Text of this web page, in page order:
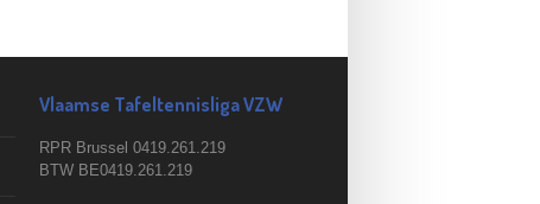
Vlaamse Tafeltennisliga VZW
RPR Brussel 0419.261.219
BTW BE0419.261.219